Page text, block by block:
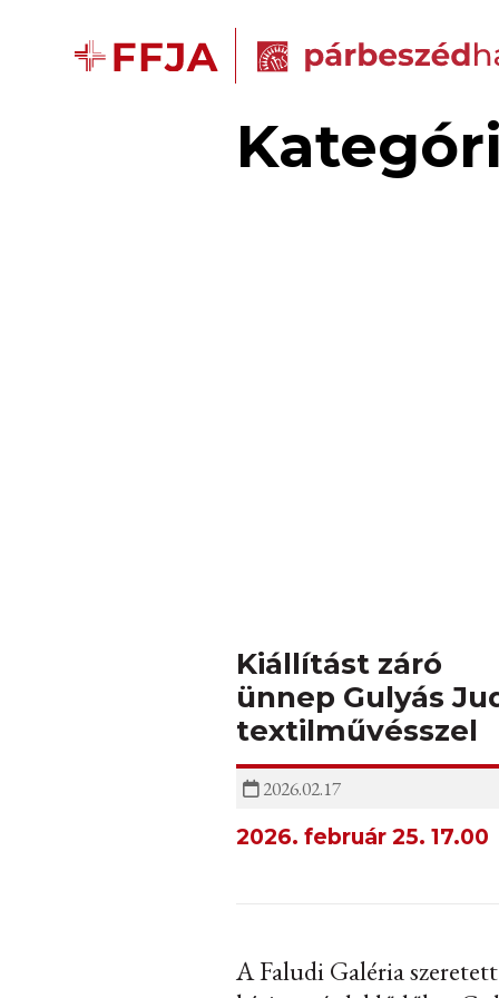
Kiállítást záró
ünnep Gulyás
textilművésszel
2026.02.17
2026. február 25. 17.00
A Faludi Galéria